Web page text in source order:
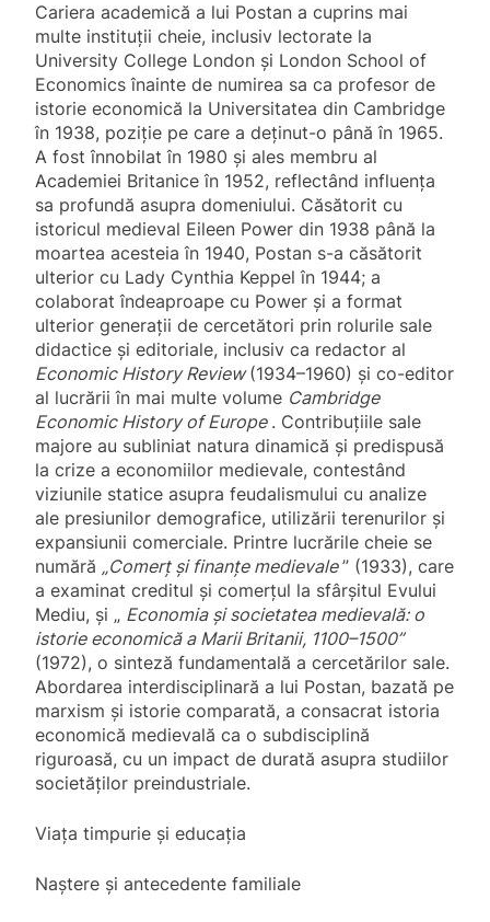
Cariera academică a lui Postan a cuprins mai
multe instituții cheie, inclusiv lectorate la
University College London și London School of
Economics înainte de numirea sa ca profesor de
istorie economică la Universitatea din Cambridge
în 1938, poziție pe care a deținut-o până în 1965.
A fost înnobilat în 1980 și ales membru al
Academiei Britanice în 1952, reflectând influența
sa profundă asupra domeniului. Căsătorit cu
istoricul medieval Eileen Power din 1938 până la
moartea acesteia în 1940, Postan s-a căsătorit
ulterior cu Lady Cynthia Keppel în 1944; a
colaborat îndeaproape cu Power și a format
ulterior generații de cercetători prin rolurile sale
didactice și editoriale, inclusiv ca redactor al
Economic History Review(1934–1960) și co-editor
al lucrării în mai multe volume Cambridge
Economic History of Europe . Contribuțiile sale
majore au subliniat natura dinamică și predispusă
la crize a economiilor medievale, contestând
viziunile statice asupra feudalismului cu analize
ale presiunilor demografice, utilizării terenurilor și
expansiunii comerciale. Printre lucrările cheie se
numără „Comerț și finanțe medievale” (1933), care
a examinat creditul și comerțul la sfârșitul Evului
Mediu, și „ Economia și societatea medievală: o
istorie economică a Marii Britanii, 1100–1500”
(1972), o sinteză fundamentală a cercetărilor sale.
Abordarea interdisciplinară a lui Postan, bazată pe
marxism și istorie comparată, a consacrat istoria
economică medievală ca o subdisciplină
riguroasă, cu un impact de durată asupra studiilor
societăților preindustriale.
Viața timpurie și educația
Naștere și antecedente familiale